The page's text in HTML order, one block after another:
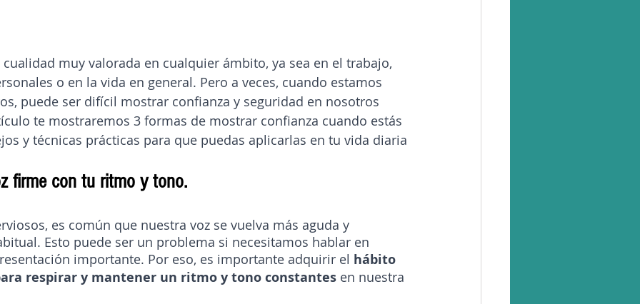
cualidad muy valorada en cualquier ámbito, ya sea en el trabajo,
o en la vida en general. Pero a veces, cuando estamos
puede ser difícil mostrar confianza y seguridad en nosotros
te mostraremos 3 formas de mostrar confianza cuando estás
y técnicas prácticas para que puedas aplicarlas en tu vida diaria
firme con tu ritmo y tono.
es común que nuestra voz se vuelva más aguda y
Esto puede ser un problema si necesitamos hablar en
importante. Por eso, es importante adquirir el hábito
respirar y mantener un ritmo y tono constantes en nuestra